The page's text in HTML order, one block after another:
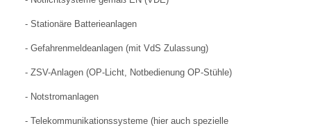
- Stationäre Batterieanlagen
- Gefahrenmeldeanlagen (mit VdS Zulassung)
- ZSV-Anlagen (OP-Licht, Notbedienung OP-Stühle)
- Notstromanlagen
- Telekommunikationssysteme (hier auch spezielle